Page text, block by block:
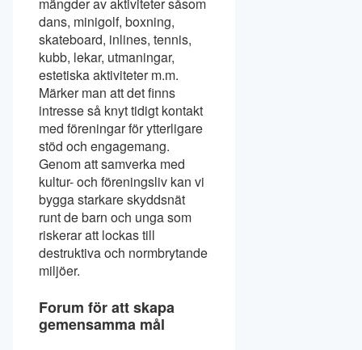
dans, minigolf, boxning,
skateboard, inlines, tennis,
kubb, lekar, utmaningar,
estetiska aktiviteter m.m.
Märker man att det finns
intresse så knyt tidigt kontakt
med föreningar för ytterligare
stöd och engagemang.
Genom att samverka med
kultur- och föreningsliv kan vi
bygga starkare skyddsnät
runt de barn och unga som
riskerar att lockas till
destruktiva och normbrytande
miljöer.
Forum för att skapa
gemensamma mål